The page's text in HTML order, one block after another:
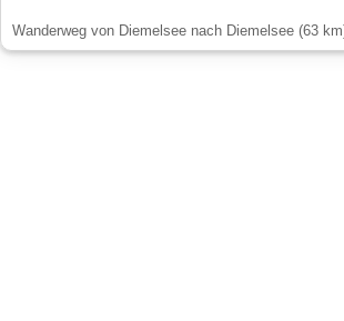
Wanderweg von Diemelsee nach Diemelsee (63